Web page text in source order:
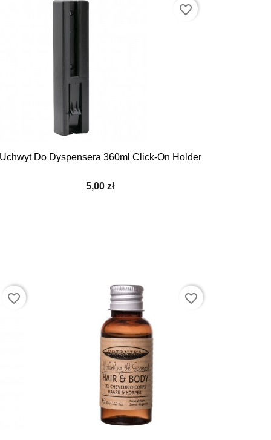
Uchwyt Do Dyspensera 360ml Click-On Holder
5,00 zł
Szybki podgląd
favorite_border
favorite_border favorite_border